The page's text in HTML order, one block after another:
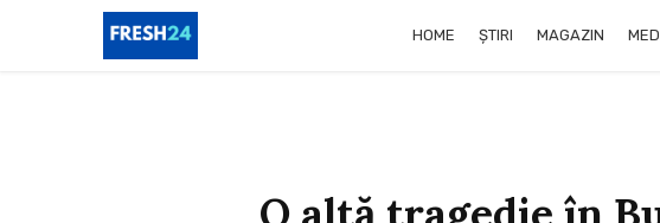
HOME ȘTIRI MAGAZIN